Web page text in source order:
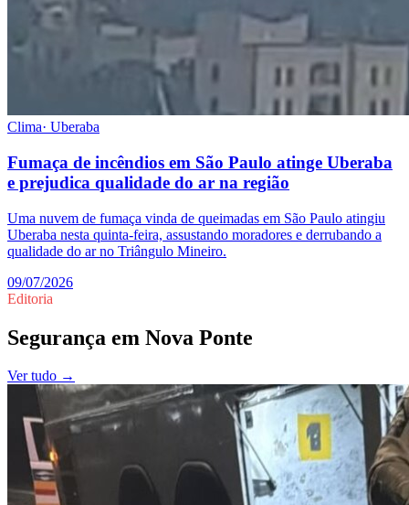
Clima· Uberaba
Fumaça de incêndios em São Paulo atinge Uberaba
e prejudica qualidade do ar na região
Uma nuvem de fumaça vinda de queimadas em São Paulo atingiu
Uberaba nesta quinta-feira, assustando moradores e derrubando a
qualidade do ar no Triângulo Mineiro.
09/07/2026
Editoria
Segurança em Nova Ponte
Ver tudo →